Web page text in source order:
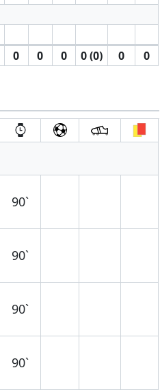
0 0 0 0 (0) 0 0
90`
90`
90`
90`